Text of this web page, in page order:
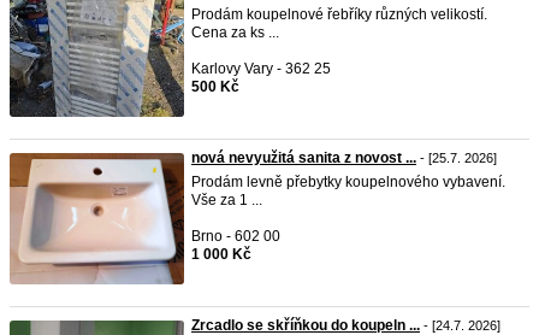
Prodám koupelnové řebříky různých velikostí.
Cena za ks ...
Karlovy Vary - 362 25
500 Kč
nová nevyužitá sanita z novost ... - [25.7. 2026]
Prodám levně přebytky koupelnového vybavení.
Vše za 1 ...
Brno - 602 00
1 000 Kč
Zrcadlo se skříňkou do koupeln ... - [24.7. 2026]